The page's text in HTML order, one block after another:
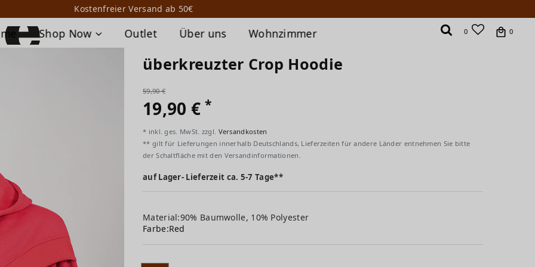
Kostenfreier Versand ab 50€
Shop Now Outlet Über uns Wohnzimmer 0 0
überkreuzter Crop Hoodie
59,90 €
19,90 €*
* inkl. ges. MwSt. zzgl. Versandkosten
** gilt für Lieferungen innerhalb Deutschlands, Lieferzeiten für andere Länder entnehmen Sie bitte
der Schaltfläche mit den Versandinformationen.
auf Lager- Lieferzeit ca. 5-7 Tage**
Material:90% Baumwolle, 10% Polyester
Farbe:Red